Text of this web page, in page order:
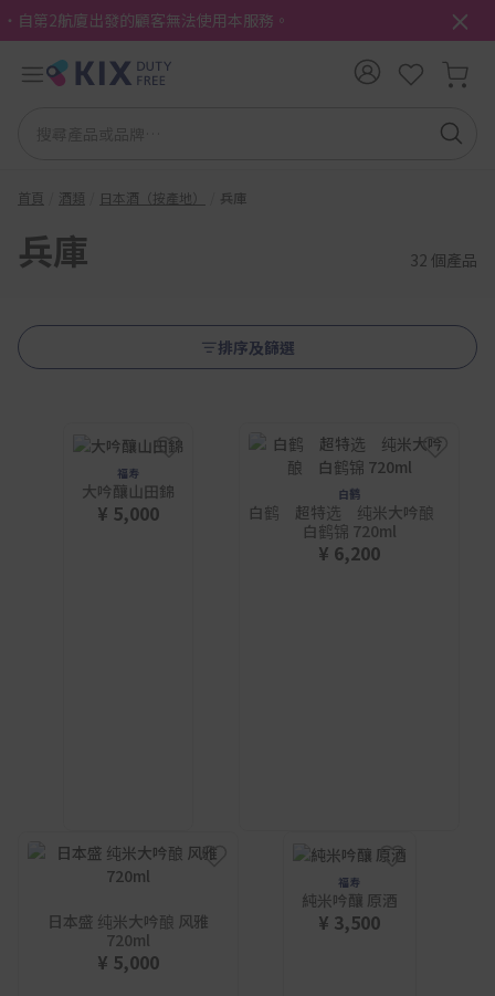
・自第2航廈出發的顧客無法使用本服務。
首頁 酒類 日本酒（按產地） 兵庫
兵庫 32 個產品
排序及篩選
福寿
大吟釀山田錦
¥ 5,000
白鹤
白鹤 超特选 纯米大吟酿
白鹤锦 720ml
¥ 6,200
日本盛 纯米大吟酿 风雅
720ml
¥ 5,000
福寿
純米吟釀 原酒
¥ 3,500